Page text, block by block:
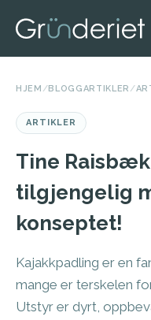
HJEM /BLOGGARTIKLER /
ARTIKLER
Tine
tilgjengelig
konseptet!
Kajakkpadling er en
mange er terskelen
Utstyr er dyrt,